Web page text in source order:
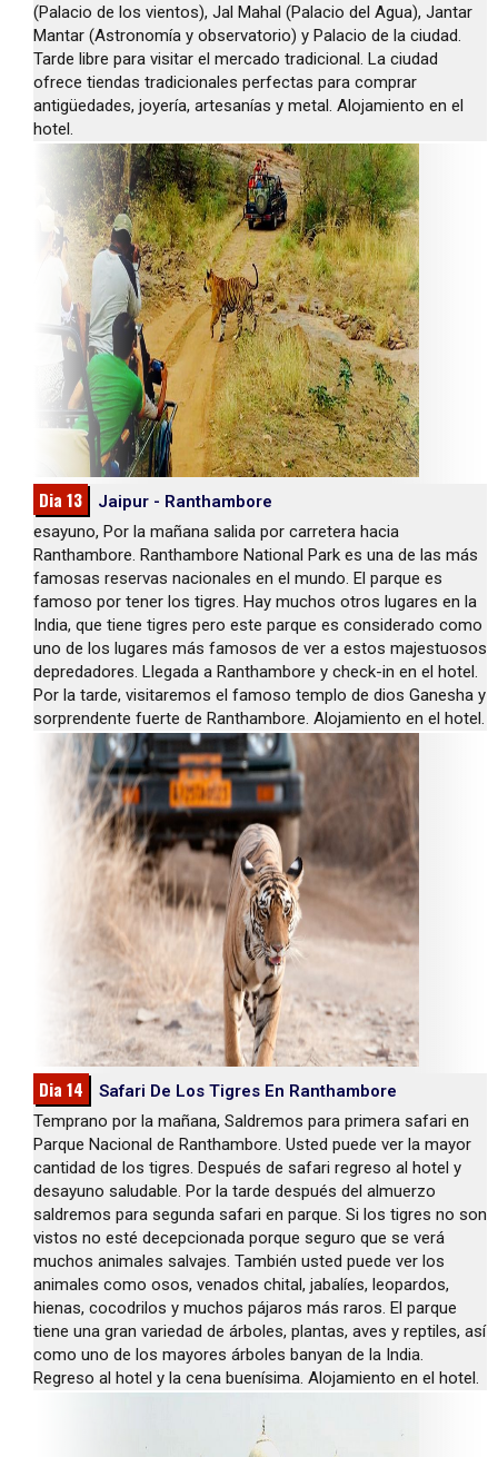
(Palacio de los vientos), Jal Mahal (Palacio del Agua), Jantar
Mantar (Astronomía y observatorio) y Palacio de la ciudad.
Tarde libre para visitar el mercado tradicional. La ciudad
ofrece tiendas tradicionales perfectas para comprar
antigüedades, joyería, artesanías y metal. Alojamiento en el
hotel.
Dia 13
Jaipur - Ranthambore
esayuno, Por la mañana salida por carretera hacia
Ranthambore. Ranthambore National Park es una de las más
famosas reservas nacionales en el mundo. El parque es
famoso por tener los tigres. Hay muchos otros lugares en la
India, que tiene tigres pero este parque es considerado como
uno de los lugares más famosos de ver a estos majestuosos
depredadores. Llegada a Ranthambore y check-in en el hotel.
Por la tarde, visitaremos el famoso templo de dios Ganesha y
sorprendente fuerte de Ranthambore. Alojamiento en el hotel.
Dia 14
Safari De Los Tigres En Ranthambore
Temprano por la mañana, Saldremos para primera safari en
Parque Nacional de Ranthambore. Usted puede ver la mayor
cantidad de los tigres. Después de safari regreso al hotel y
desayuno saludable. Por la tarde después del almuerzo
saldremos para segunda safari en parque. Si los tigres no son
vistos no esté decepcionada porque seguro que se verá
muchos animales salvajes. También usted puede ver los
animales como osos, venados chital, jabalíes, leopardos,
hienas, cocodrilos y muchos pájaros más raros. El parque
tiene una gran variedad de árboles, plantas, aves y reptiles, así
como uno de los mayores árboles banyan de la India.
Regreso al hotel y la cena buenísima. Alojamiento en el hotel.